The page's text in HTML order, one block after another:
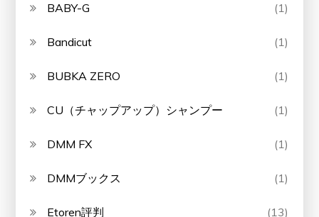
BABY-G (1)
Bandicut (1)
BUBKA ZERO (1)
CU（チャップアップ）シャンプー (1)
DMM FX (1)
DMMブックス (1)
Etoren評判 (13)